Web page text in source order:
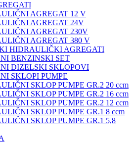
AGREGAT 12 V
AGREGAT 24V
AGREGAT 230V
AGREGAT 380 V
HIDRAULIČKI AGREGATI
BENZINSKI SET
DIZELSKI SKLOPOVI
SKLOPI PUMPE
SKLOP PUMPE GR.2 20 ccm
SKLOP PUMPE GR.2 16 ccm
SKLOP PUMPE GR.2 12 ccm
SKLOP PUMPE GR.1 8 ccm
SKLOP PUMPE GR.1 5,8